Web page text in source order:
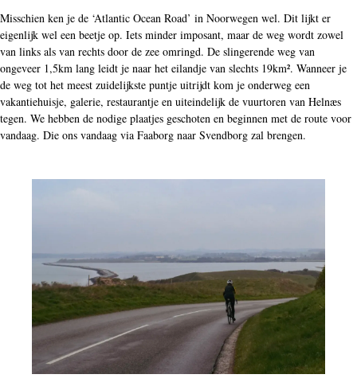
Misschien ken je de ‘Atlantic Ocean Road’ in Noorwegen wel. Dit lijkt er
eigenlijk wel een beetje op. Iets minder imposant, maar de weg wordt zowel
van links als van rechts door de zee omringd. De slingerende weg van
ongeveer 1,5km lang leidt je naar het eilandje van slechts 19km². Wanneer je
de weg tot het meest zuidelijkste puntje uitrijdt kom je onderweg een
vakantiehuisje, galerie, restaurantje en uiteindelijk de vuurtoren van Helnæs
tegen. We hebben de nodige plaatjes geschoten en beginnen met de route voor
vandaag. Die ons vandaag via Faaborg naar Svendborg zal brengen.